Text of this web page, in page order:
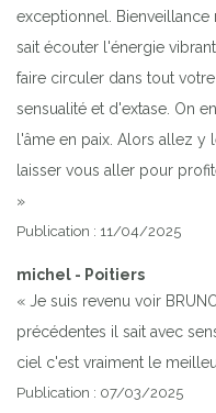
exceptionnel. Bienveillance
sait écouter l'énergie
faire circuler dans tout
sensualité et d'extase. On
l'âme en paix. Alors allez
laisser vous aller pour
»
Publication : 11/04/2025
michel - Poitiers
« Je suis revenu voir
précédentes il sait avec
ciel c'est vraiment le
Publication : 07/03/2025